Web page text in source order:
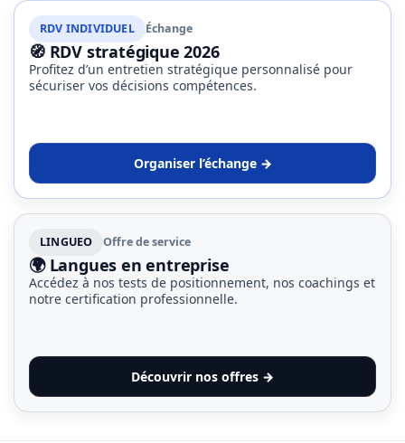
RDV INDIVIDUEL Échange
🧭 RDV stratégique 2026
Profitez d’un entretien stratégique personnalisé pour
sécuriser vos décisions compétences.
Organiser l’échange →
LINGUEO Offre de service
🌍 Langues en entreprise
Accédez à nos tests de positionnement, nos coachings et
notre certification professionnelle.
Découvrir nos offres →